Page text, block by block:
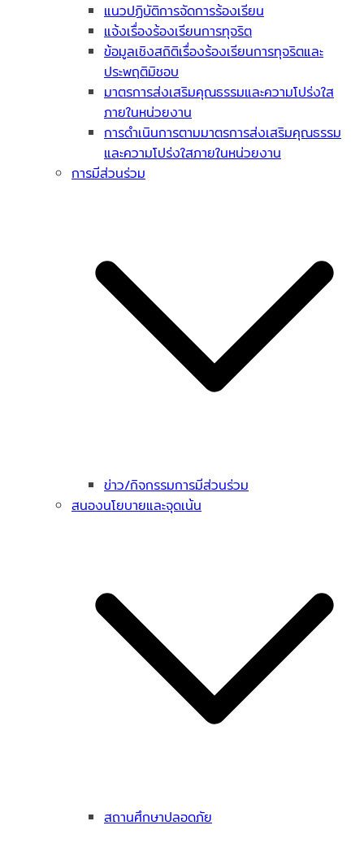
แนวปฏิบัติการจัดการร้องเรียน
แจ้งเรื่องร้องเรียนการทุจริต
ข้อมูลเชิงสถิติเรื่องร้องเรียนการทุจริตและ
ประพฤติมิชอบ
มาตรการส่งเสริมคุณธรรมและความโปร่งใส
ภายในหน่วยงาน
การดำเนินการตามมาตรการส่งเสริมคุณธรรม
และความโปร่งใสภายในหน่วยงาน
การมีส่วนร่วม
ข่าว/กิจกรรมการมีส่วนร่วม
สนองนโยบายและจุดเน้น
สถานศึกษาปลอดภัย